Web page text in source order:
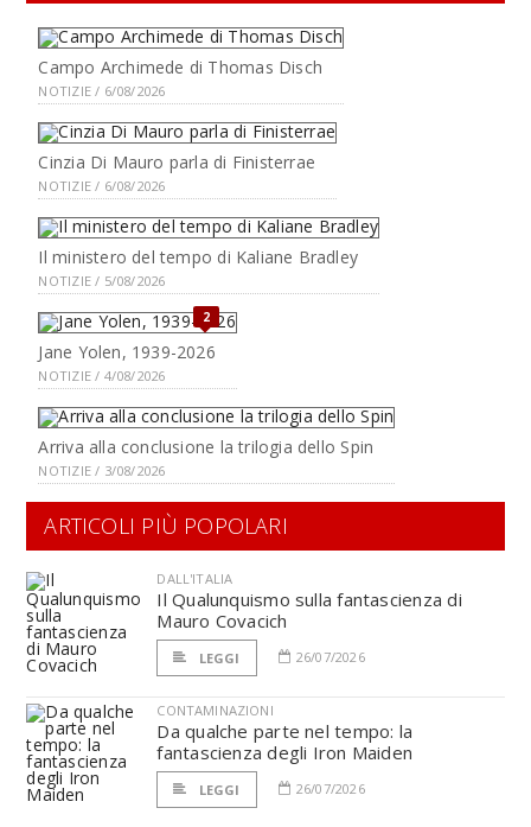
Campo Archimede di Thomas Disch
NOTIZIE / 6/08/2026
Cinzia Di Mauro parla di Finisterrae
NOTIZIE / 6/08/2026
Il ministero del tempo di Kaliane Bradley
NOTIZIE / 5/08/2026
2
Jane Yolen, 1939-2026
NOTIZIE / 4/08/2026
Arriva alla conclusione la trilogia dello Spin
NOTIZIE / 3/08/2026
ARTICOLI PIÙ POPOLARI
DALL'ITALIA
Il Qualunquismo sulla fantascienza di
Mauro Covacich
LEGGI 26/07/2026
CONTAMINAZIONI
Da qualche parte nel tempo: la
fantascienza degli Iron Maiden
LEGGI 26/07/2026